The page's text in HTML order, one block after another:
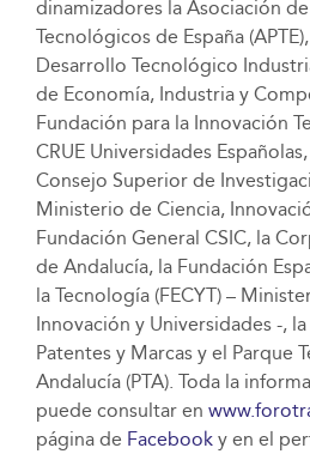
dinamizadores la Asociación
Tecnológicos de España
Desarrollo Tecnológico
de Economía, Industria y
Fundación para la Innovación
CRUE Universidades
Consejo Superior de
Ministerio de Ciencia,
Fundación General CSIC, la
de Andalucía, la Fundación
la Tecnología (FECYT) –
Innovación y Universidades -,
Patentes y Marcas y el Parque
Andalucía (PTA). Toda la
puede consultar en
página de Facebooky en el